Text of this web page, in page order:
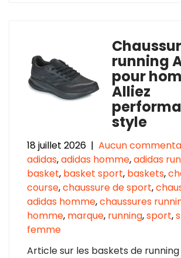
running
pour
Alliez
style
18 juillet 2026 | Aucun
adidas,adidas homme,adidas
basket, basket sport, baskets,
course,chaussure de sport,
adidas homme,chaussures
homme, marque, running,sport,
femme
Article sur les baskets de